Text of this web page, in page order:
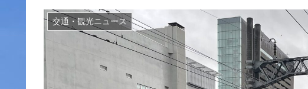
交通・観光ニュース